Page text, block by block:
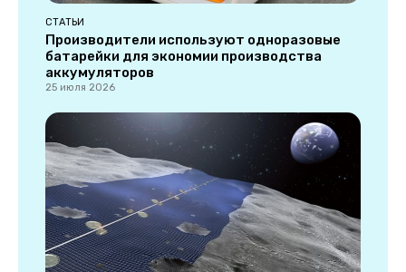
СТАТЬИ
Производители используют одноразовые
батарейки для экономии производства
аккумуляторов
25 июля 2026